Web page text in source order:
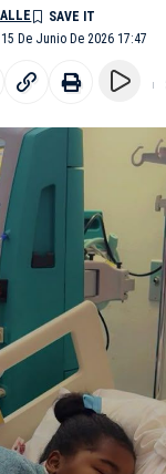
De Junio De 2026 17:47